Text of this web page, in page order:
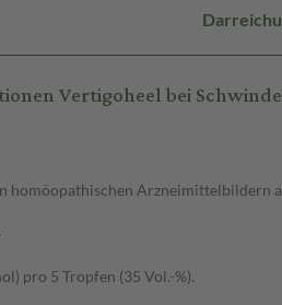
Vertigoheel bei
homöopathischen Arzneimittelbildern
pro 5 Tropfen (35 Vol.-%).